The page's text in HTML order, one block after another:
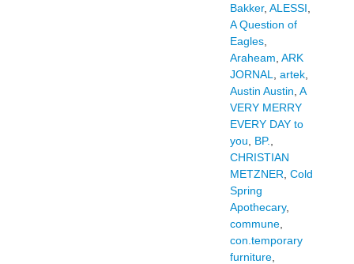
Bakker, ALESSI
A Question of
Eagles,
Araheam ARK
JORNAL
artek,
Austin Austin A
VERY MERRY
EVERY DAY to
you
BP.
CHRISTIAN
METZNER Cold
Spring
Apothecary,
commune,
con.temporary
furniture,